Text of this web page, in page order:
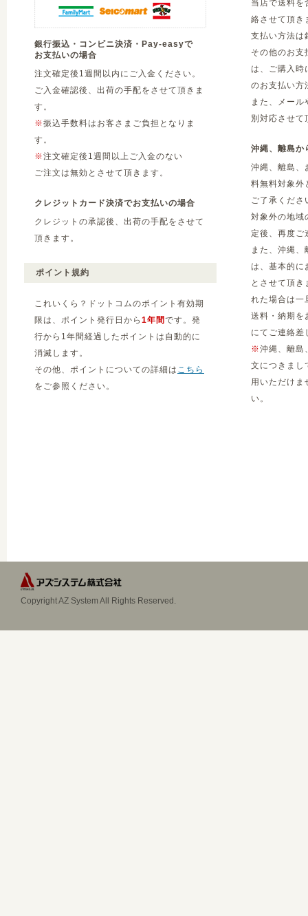
銀行振込・コンビニ決済・Pay-easyで
お支払いの場合
注文確定後1週間以内にご入金ください。
ご入金確認後、出荷の手配をさせて頂きま
す。
※振込手数料はお客さまご負担となりま
す。
※注文確定後1週間以上ご入金のない
ご注文は無効とさせて頂きます。
クレジットカード決済でお支払いの場合
クレジットの承認後、出荷の手配をさせて
頂きます。
ポイント規約
これいくら？ドットコムのポイント有効期
限は、ポイント発行日から 1年間です。発
行から1年間経過したポイントは自動的に
消滅します。
その他、ポイントについての詳細は こちら
をご参照ください。
当店で送料を
絡させて頂き
支払い方法は
その他のお支
は、ご購入時
のお支払い方
また、メー
別対応させて
沖縄、離島か
沖縄、離島、
料無料対象外
ご了承くださ
対象外の地域
定後、再度ご
また、沖縄
は、基本的に
とさせて頂
れた場合は一
送料・納期を
にてご連絡差
※沖縄、離島
文につきまし
用いただけま
い。
Copyright AZ System All Rights Reserved.